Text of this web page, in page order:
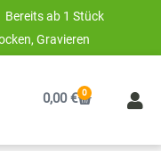
Bereits ab 1 Stück
Gravieren
0,00€ 0
Warenkorb